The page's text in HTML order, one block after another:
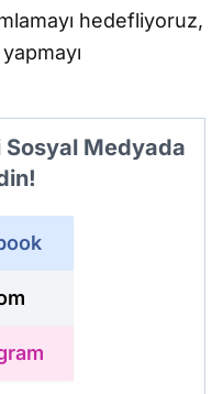
hedefliyoruz,
Medyada